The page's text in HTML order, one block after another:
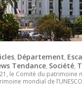
, Département,
Tendance, Société,
le Comité du patrimoine
mondial de l’UNESCO